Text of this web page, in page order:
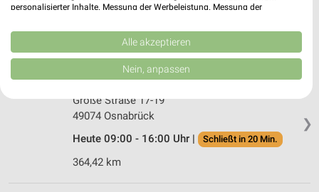
Große Straße 17-19
❯
Große Straße 17-19
49074 Osnabrück
Heute 09:00 - 16:00 Uhr |
Schließt in 20 Min.
364,42 km
personalisierter Inhalte. Messung der Werbeleistung. Messung der
Kombinationen von Daten aus verschiedenen Quellen. Entwicklung und
Verbesserung der Angebote. Verwendung reduzierter Daten zur Auswahl
von Inhalten.
Daten können außerhalb der Europäischen Union weitergegeben und in die
USA gesendet werden.
Website/App.
Partnerliste anzeigen (1 IAB-Anbieter)
Wir nutzen Ihre Daten für folgende Zwecke:
IAB-Verarbeitungszwecke:
Alle akzeptieren
Nein, anpassen